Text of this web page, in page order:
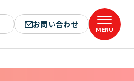
お問い合わせ
MENU